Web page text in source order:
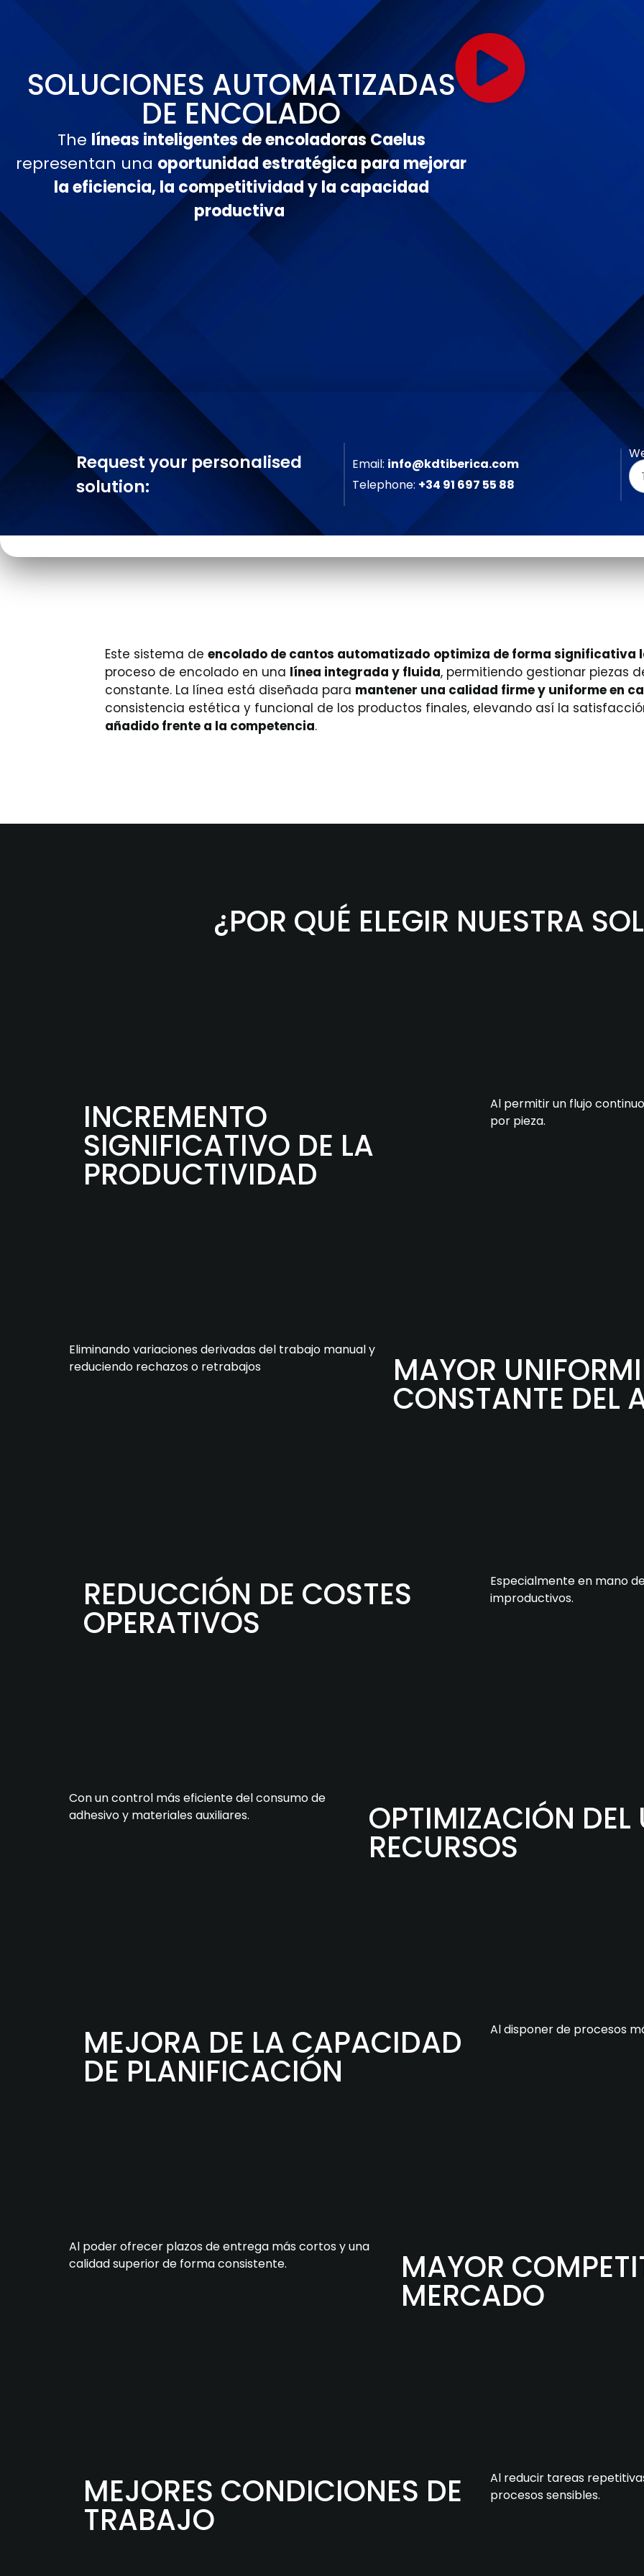
SOLUCIONES AUTOMATIZADAS
DE ENCOLADO
The líneas inteligentes de encoladoras Caelus
representan una oportunidad estratégica para mejorar
la eficiencia, la competitividad y la capacidad
productiva
Request your personalised
solution:
Email: info@kdtiberica.com
Telephone: +34 91 697 55 88
Este sistema de encolado de cantos automatizado optimiza de forma significativa
proceso de encolado en una línea integrada y fluida, permitiendo gestionar piezas
constante. La línea está diseñada para mantener una calidad firme y uniforme en
consistencia estética y funcional de los productos finales, elevando así la
añadido frente a la competencia.
¿POR QUÉ ELEGIR NUESTRA
INCREMENTO
SIGNIFICATIVO DE LA
PRODUCTIVIDAD
Al permitir un flujo
por pieza.
Eliminando variaciones derivadas del trabajo manual y
reduciendo rechazos o retrabajos
MAYOR
CONSTANTE DEL
REDUCCIÓN DE COSTES
OPERATIVOS
Especialmente en mano
improductivos.
Con un control más eficiente del consumo de
adhesivo y materiales auxiliares.
OPTIMIZACIÓN DEL
RECURSOS
MEJORA DE LA CAPACIDAD
DE PLANIFICACIÓN
Al disponer de procesos
Al poder ofrecer plazos de entrega más cortos y una
calidad superior de forma consistente.
MAYOR
MERCADO
MEJORES CONDICIONES DE
TRABAJO
Al reducir tareas
procesos sensibles.